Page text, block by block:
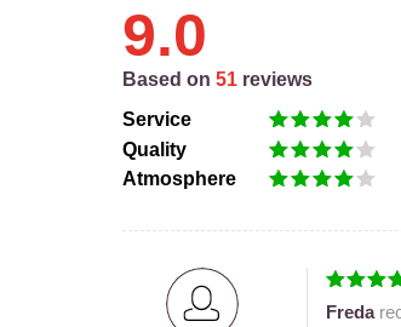
9.0
Based on 51 reviews
Service
Quality
Atmosphere
Freda